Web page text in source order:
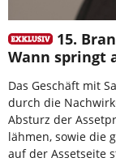
15.
Wann springt
Das Geschäft mit
durch die
Absturz der
lähmen, sowie die
auf der Assetseite